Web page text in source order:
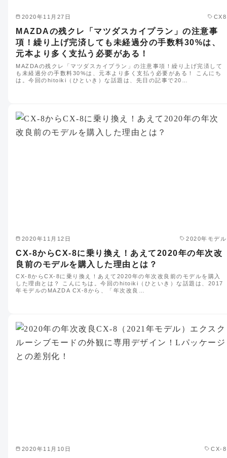
2020年11月27日 CX8
MAZDAの残クレ「マツダスカイプラン」の注意事
項！繰り上げ完済しても未経過分の手数料30%は、
元本より多く支払う必要がある！
MAZDAの残クレ「マツダスカイプラン」の注意事項！繰り上げ完済して
も未経過分の手数料30%は、元本より多く支払う必要がある！ こんにち
は。今回のhitoiki（ひといき）な話題は、先日の記事で20…
2020年11月12日 2020年モデル
CX-8からCX-8に乗り換え！あえて2020年の年次改
良前のモデルを購入した理由とは？
CX-8からCX-8に乗り換え！あえて2020年の年次改良前のモデルを購入
した理由とは？ こんにちは。今回のhitoiki（ひといき）な話題は、2017
年モデルのMAZDA CX-8から、「年次改良…
2020年11月10日 CX-8